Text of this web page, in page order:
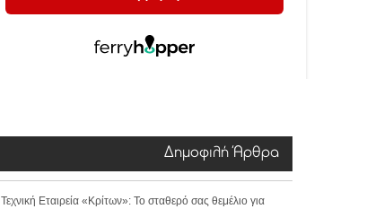
Δημοφιλή Άρθρα
Τεχνική Εταιρεία «Κρίτων»: Το σταθερό σας θεμέλιο για